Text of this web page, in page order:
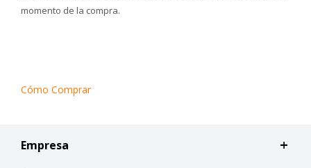
momento de la compra.
Cómo Comprar
Empresa